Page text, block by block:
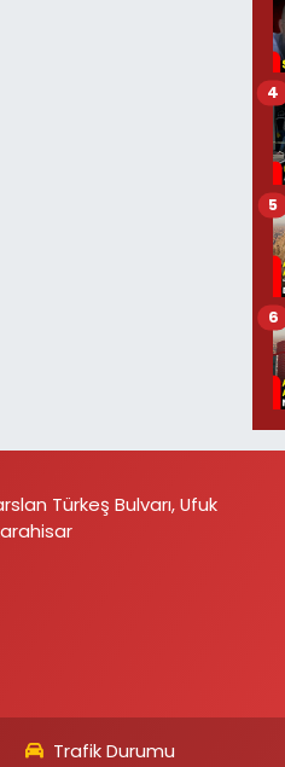
4
5
6
Türkeş Bulvarı, Ufuk
Trafik Durumu